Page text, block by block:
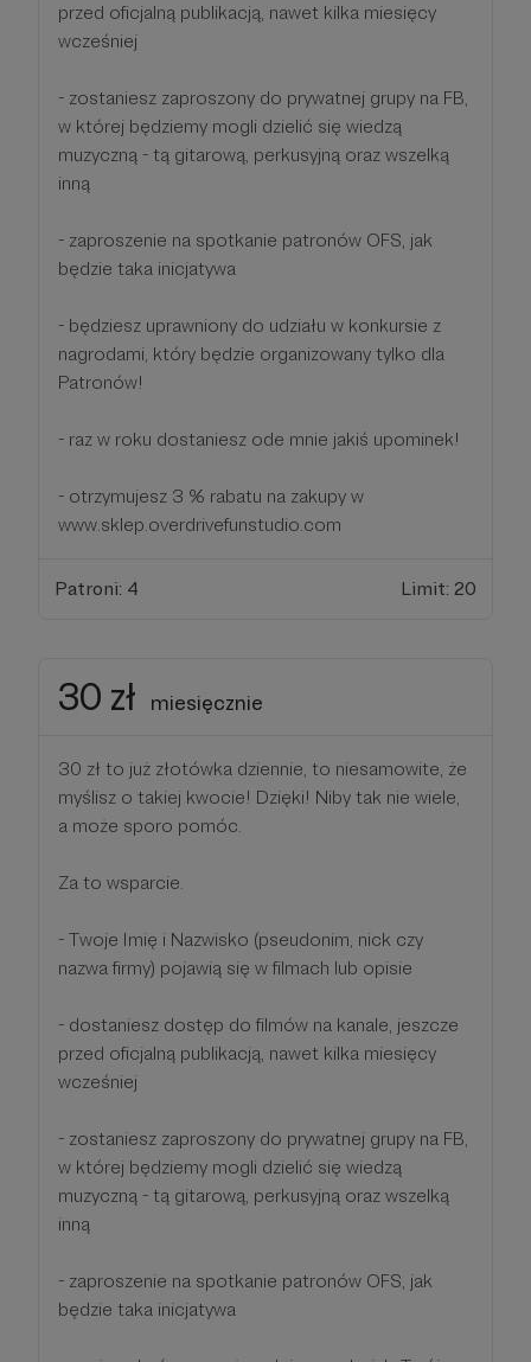
przed oficjalną publikacją, nawet kilka miesięcy
wcześniej
- zostaniesz zaproszony do prywatnej grupy na FB,
w której będziemy mogli dzielić się wiedzą
muzyczną - tą gitarową, perkusyjną oraz wszelką
inną
- zaproszenie na spotkanie patronów OFS, jak
będzie taka inicjatywa
- będziesz uprawniony do udziału w konkursie z
nagrodami, który będzie organizowany tylko dla
Patronów!
- raz w roku dostaniesz ode mnie jakiś upominek!
- otrzymujesz 3 % rabatu na zakupy w
www.sklep.overdrivefunstudio.com
Patroni: 4 Limit: 20
30 zł miesięcznie
30 zł to już złotówka dziennie, to niesamowite, że
myślisz o takiej kwocie! Dzięki! Niby tak nie wiele,
a może sporo pomóc.
Za to wsparcie.
- Twoje Imię i Nazwisko (pseudonim, nick czy
nazwa firmy) pojawią się w filmach lub opisie
- dostaniesz dostęp do filmów na kanale, jeszcze
przed oficjalną publikacją, nawet kilka miesięcy
wcześniej
- zostaniesz zaproszony do prywatnej grupy na FB,
w której będziemy mogli dzielić się wiedzą
muzyczną - tą gitarową, perkusyjną oraz wszelką
inną
- zaproszenie na spotkanie patronów OFS, jak
będzie taka inicjatywa